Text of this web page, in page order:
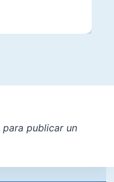
para publicar un